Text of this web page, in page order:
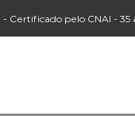
- Certificado pelo CNAI - 35